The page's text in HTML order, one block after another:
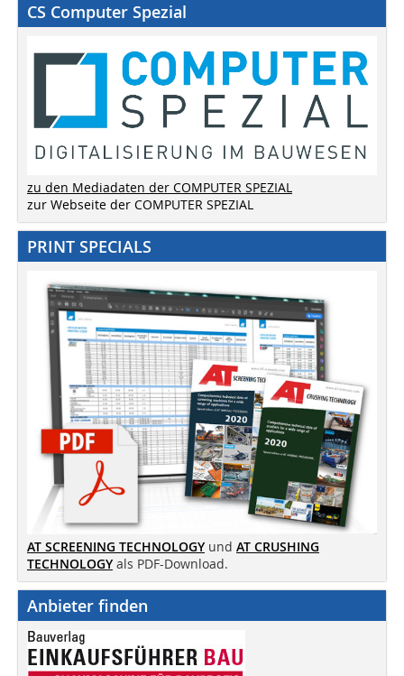
CS Computer Spezial
zu den Mediadaten der COMPUTER SPEZIAL
zur Webseite der COMPUTER SPEZIAL
PRINT SPECIALS
AT SCREENING TECHNOLOGY und AT CRUSHING
TECHNOLOGY als PDF-Download.
Anbieter finden